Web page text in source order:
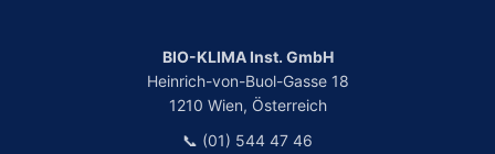
BIO-KLIMA Inst. GmbH
Heinrich-von-Buol-Gasse 18
1210 Wien, Österreich
📞 (01) 544 47 46